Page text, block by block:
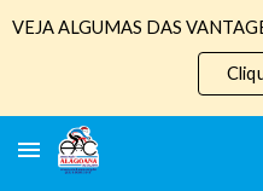
VEJA ALGUMAS DAS